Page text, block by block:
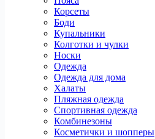
Корсеты
Боди
Купальники
Колготки и чулки
Носки
Одежда
Одежда для дома
Халаты
Пляжная одежда
Спортивная одежда
Комбинезоны
Косметички и шопперы